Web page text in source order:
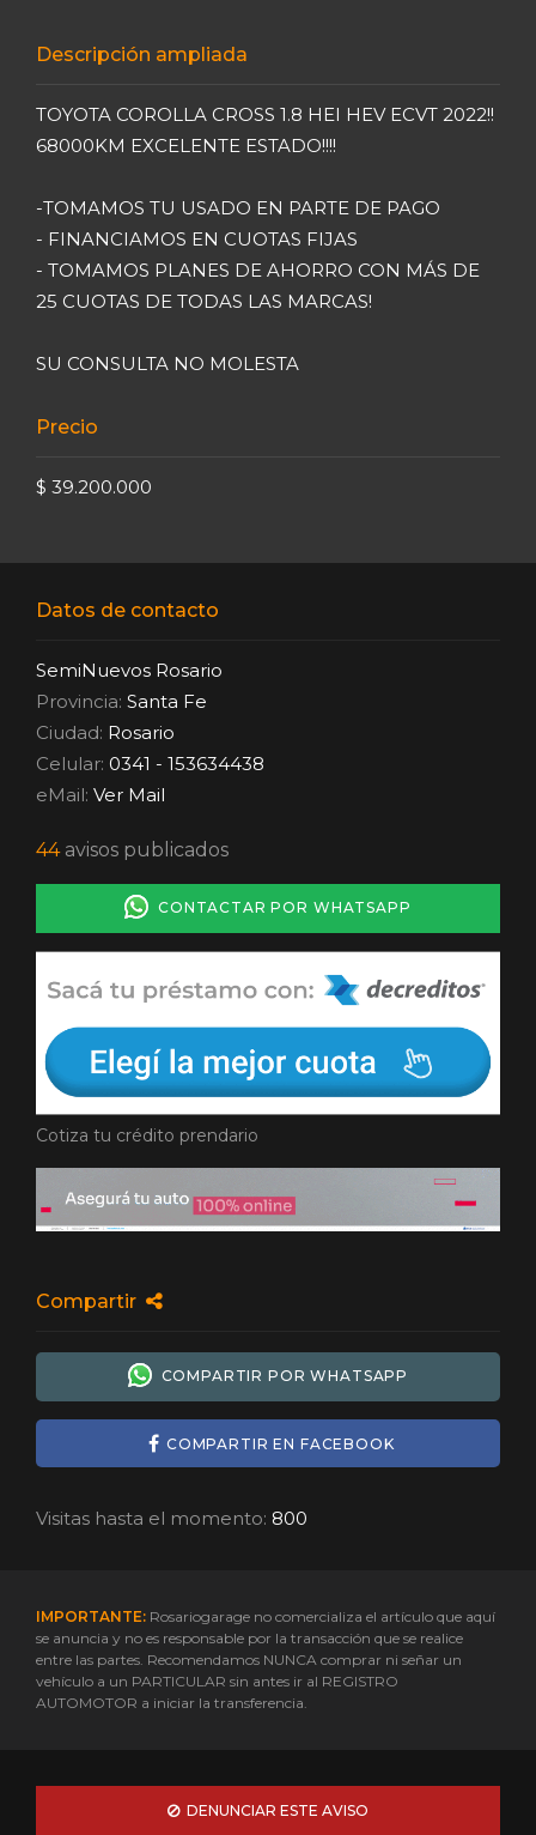
Descripción ampliada
TOYOTA COROLLA CROSS 1.8 HEI HEV ECVT 2022!!
68000KM EXCELENTE ESTADO!!!!
-TOMAMOS TU USADO EN PARTE DE PAGO
- FINANCIAMOS EN CUOTAS FIJAS
- TOMAMOS PLANES DE AHORRO CON MÁS DE
25 CUOTAS DE TODAS LAS MARCAS!
SU CONSULTA NO MOLESTA
Precio
$ 39.200.000
Datos de contacto
SemiNuevos Rosario
Provincia: Santa Fe
Ciudad: Rosario
Celular: 0341 - 153634438
eMail: Ver Mail
44avisos publicados
CONTACTAR POR WHATSAPP
Cotiza tu crédito prendario
Compartir
COMPARTIR POR WHATSAPP
COMPARTIR EN FACEBOOK
Visitas hasta el momento: 800
IMPORTANTE: Rosariogarage no comercializa el artículo que aquí
se anuncia y no es responsable por la transacción que se realice
entre las partes. Recomendamos NUNCA comprar ni señar un
vehículo a un PARTICULAR sin antes ir al REGISTRO
AUTOMOTOR a iniciar la transferencia.
DENUNCIAR ESTE AVISO